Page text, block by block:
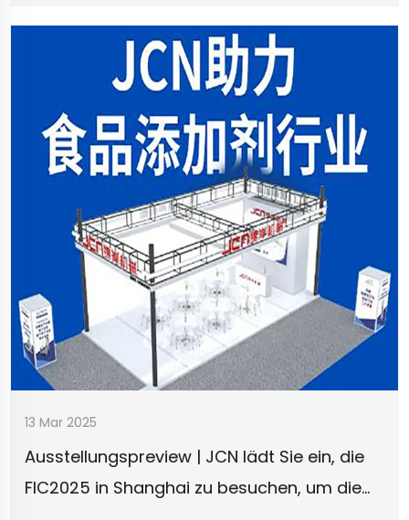
13 Mar 2025
Ausstellungspreview | JCN lädt Sie ein, die
FIC2025 in Shanghai zu besuchen, um die